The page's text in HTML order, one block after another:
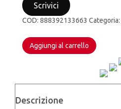
PRO
USB
SUPPORTO
E
BICI
DA
C1490
Scrivici
COD: 888392133663 Categoria:
Aggiungi al carrello
Descrizione